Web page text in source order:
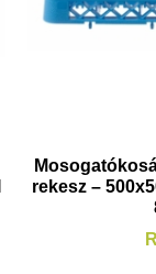
rekesz –